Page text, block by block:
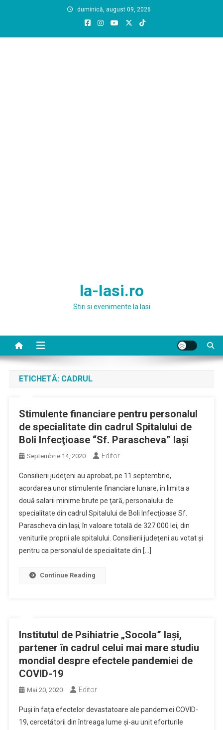
duminică, august 09, 2026
la-Iasi.ro
Stiri si evenimente la Iasi
ETICHETĂ: CADRUL
Stimulente financiare pentru personalul
de specialitate din cadrul Spitalului de
Boli Infecţioase “Sf. Parascheva” Iaşi
Septembrie 14, 2020 Editor
Consilierii judeţeni au aprobat, pe 11 septembrie,
acordarea unor stimulente financiare lunare, în limita a
două salarii minime brute pe ţară, personalului de
specialitate din cadrul Spitalului de Boli Infecţioase Sf.
Parascheva din Iaşi, în valoare totală de 327.000 lei, din
veniturile proprii ale spitalului. Consilierii judeţeni au votat şi
pentru ca personalul de specialitate din […]
Continue Reading
Institutul de Psihiatrie „Socola” Iaşi,
partener în cadrul celui mai mare studiu
mondial despre efectele pandemiei de
COVID-19
Mai 20, 2020 Editor
Puși în fața efectelor devastatoare ale pandemiei COVID-
19, cercetătorii din întreaga lume şi-au unit eforturile